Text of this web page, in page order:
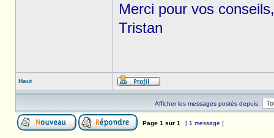
Merci pour vos conseils,
Tristan
Haut
Afficher les messages postés depuis:
Page 1 sur 1 [ 1 message ]